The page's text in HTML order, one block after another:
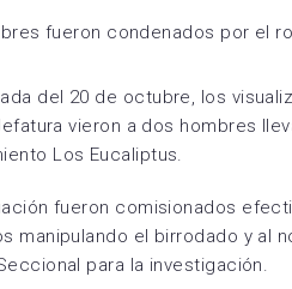
del 20 de octubre, los
vieron a dos hombres
Los Eucaliptus.
fueron comisionados
manipulando el birrodado y al
para la investigación.